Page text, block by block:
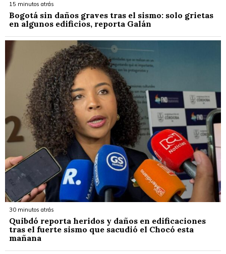
15 minutos atrás
Bogotá sin daños graves tras el sismo: solo grietas
en algunos edificios, reporta Galán
30 minutos atrás
Quibdó reporta heridos y daños en edificaciones
tras el fuerte sismo que sacudió el Chocó esta
mañana